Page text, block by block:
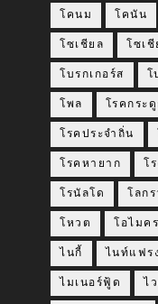
โคนม โคนัน
โซเชียล โซเ
โบรกเกอร์ส โ
โพล โรคกระ
โรคประจำถิ่น
โรคหายาก โ
โรนัลโด โลก
โหวต โอไมค
ไนกี้ ไนท์แฟร
ไมเนอร์ฟู้ด ไ